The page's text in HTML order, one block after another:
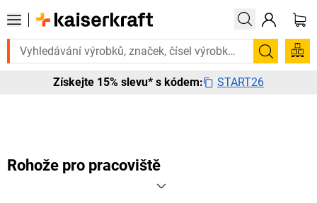
Vybrané bestsellery doručíme do 72 hodin. Prohlédněte si
Hledání
Získejte 15% slevu* s kódem: START26
Rohože pro pracoviště